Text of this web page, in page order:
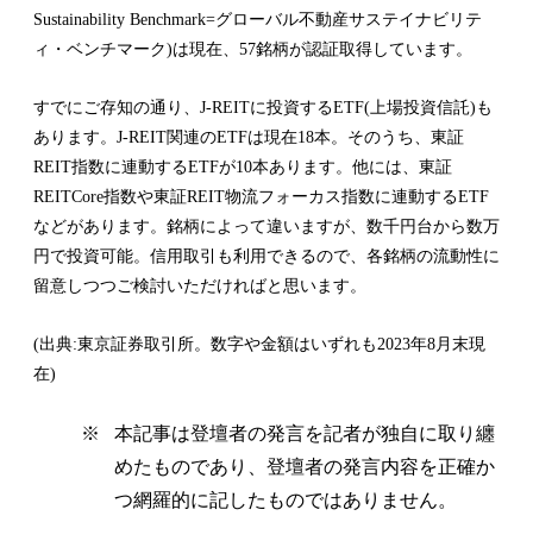
Sustainability Benchmark=グローバル不動産サステイナビリテ
ィ・ベンチマーク)は現在、57銘柄が認証取得しています。
すでにご存知の通り、J-REITに投資するETF(上場投資信託)も
あります。J-REIT関連のETFは現在18本。そのうち、東証
REIT指数に連動するETFが10本あります。他には、東証
REITCore指数や東証REIT物流フォーカス指数に連動するETF
などがあります。銘柄によって違いますが、数千円台から数万
円で投資可能。信用取引も利用できるので、各銘柄の流動性に
留意しつつご検討いただければと思います。
(出典:東京証券取引所。数字や金額はいずれも2023年8月末現
在)
※
本記事は登壇者の発言を記者が独自に取り纏
めたものであり、登壇者の発言内容を正確か
つ網羅的に記したものではありません。